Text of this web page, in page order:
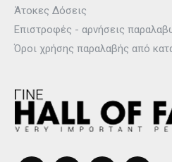
Άτοκες Δόσεις
Επιστροφές - αρνήσεις
Όροι χρήσης παραλαβής από